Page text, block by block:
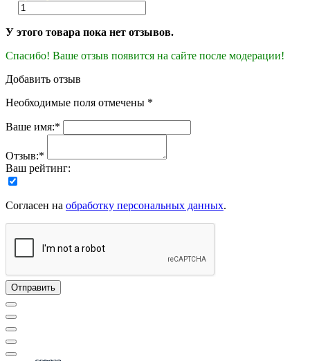
У этого товара пока нет отзывов.
Спасибо! Ваше отзыв появится на сайте после модерации!
Добавить отзыв
Необходимые поля отмечены *
Ваше имя:*
Отзыв:*
Ваш рейтинг:
Согласен на обработку персональных данных.